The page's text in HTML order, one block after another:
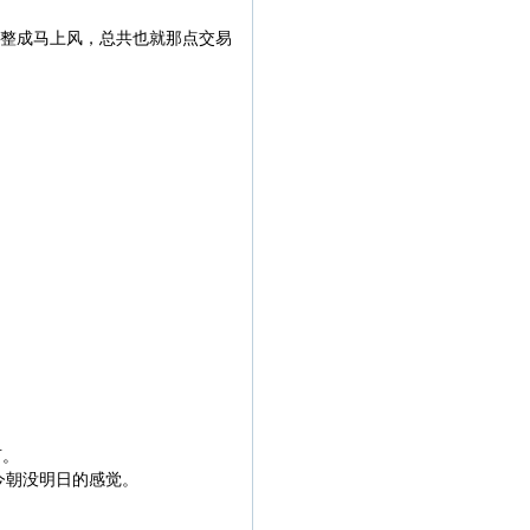
成马上风，总共也就那点交易
没明日的感觉。